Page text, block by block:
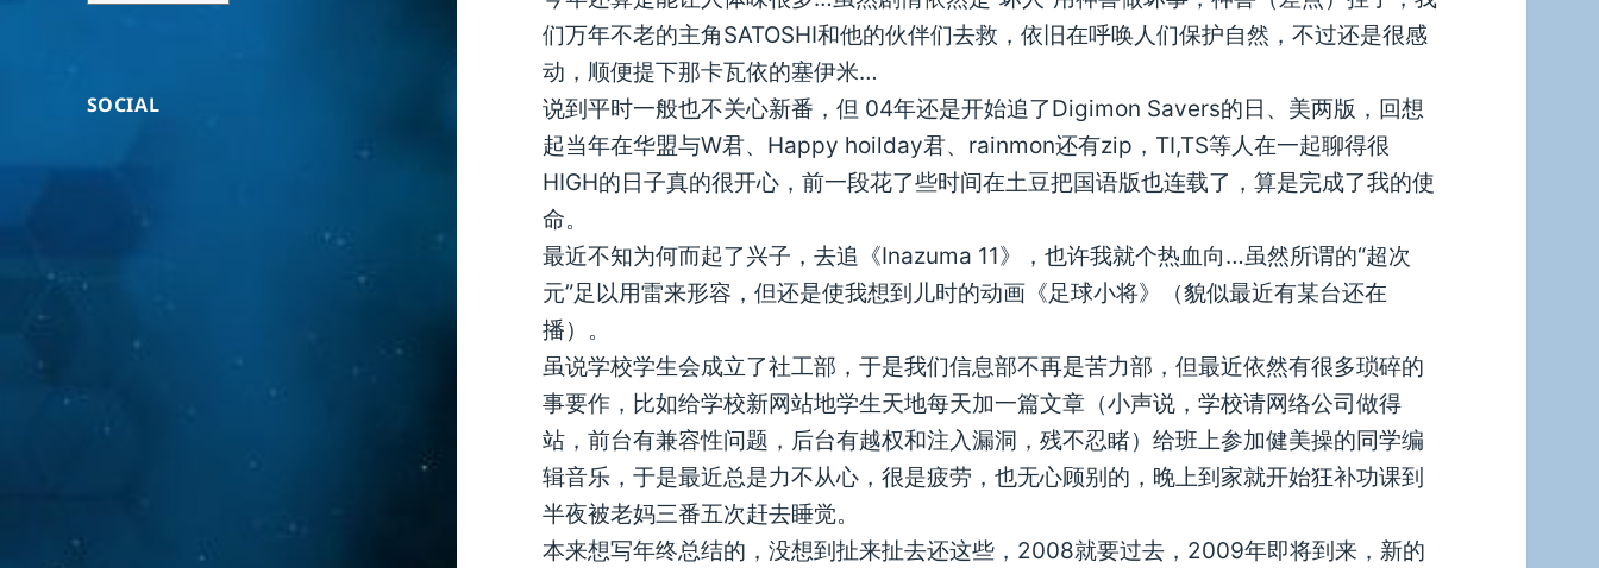
SOCIAL
们万年不老的主角SATOSHI和他的伙伴们去救，依旧在呼唤人们保护自然，不过还是很感
动，顺便提下那卡瓦依的塞伊米…
说到平时一般也不关心新番，但 04年还是开始追了Digimon Savers的日、美两版，回想
起当年在华盟与W君、Happy hoilday君、rainmon还有zip，TI,TS等人在一起聊得很
HIGH的日子真的很开心，前一段花了些时间在土豆把国语版也连载了，算是完成了我的使
命。
最近不知为何而起了兴子，去追《Inazuma 11》，也许我就个热血向…虽然所谓的“超次
元”足以用雷来形容，但还是使我想到儿时的动画《足球小将》（貌似最近有某台还在
播）。
虽说学校学生会成立了社工部，于是我们信息部不再是苦力部，但最近依然有很多琐碎的
事要作，比如给学校新网站地学生天地每天加一篇文章（小声说，学校请网络公司做得
站，前台有兼容性问题，后台有越权和注入漏洞，残不忍睹）给班上参加健美操的同学编
辑音乐，于是最近总是力不从心，很是疲劳，也无心顾别的，晚上到家就开始狂补功课到
半夜被老妈三番五次赶去睡觉。
本来想写年终总结的，没想到扯来扯去还这些，2008就要过去，2009年即将到来，新的